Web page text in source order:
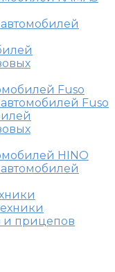
Fuso
Fuso
HINO
и прицепов